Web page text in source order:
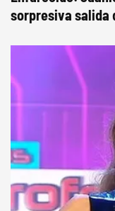
sorpresiva salida